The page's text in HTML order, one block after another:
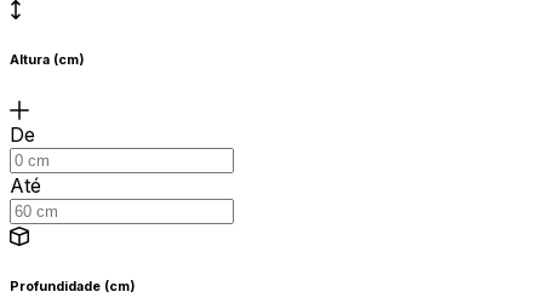
Altura (cm)
De
Até
Profundidade (cm)